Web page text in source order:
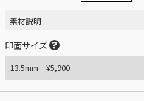
素材説明
印面サイズ